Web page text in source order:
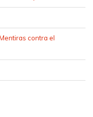
contra el